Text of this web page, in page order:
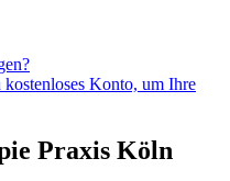
kostenloses Konto, um Ihre
Praxis Köln